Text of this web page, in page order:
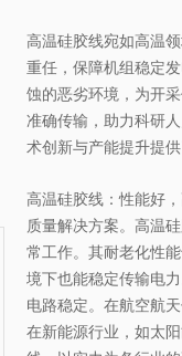
高温硅胶线宛如高温
重任，保障机组稳定
蚀的恶劣环境，为开
准确传输，助力科研
术创新与产能提升提
高温硅胶线：性能好
质量解决方案。高温
常工作。其耐老化性
境下也能稳定传输电
电路稳定。在航空航
在新能源行业，如太
服务新能源产品于一体
业。公司依托殷实的生
海市国家级大学科技园
数位专家教授为后盾，
产品产值达...
上海威侃电子材料有
上海威侃电子材料有
05 年，公司现坐落于
总占地面积达到6000平方
成为以标签打印技术及
为主导的集研...